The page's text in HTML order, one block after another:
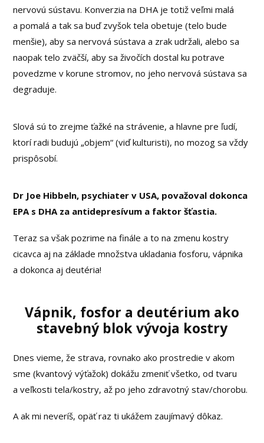
nervovú sústavu. Konverzia na DHA je totiž veľmi malá
a pomalá a tak sa buď zvyšok tela obetuje (telo bude
menšie), aby sa nervová sústava a zrak udržali, alebo sa
naopak telo zväčší, aby sa živočích dostal ku potrave
povedzme v korune stromov, no jeho nervová sústava sa
degraduje.
Slová sú to zrejme ťažké na strávenie, a hlavne pre ľudí,
ktorí radi budujú „objem“ (viď kulturisti), no mozog sa vždy
prispôsobí.
Dr Joe Hibbeln, psychiater v USA, považoval dokonca
EPA s DHA za antidepresívum a faktor šťastia.
Teraz sa však pozrime na finále a to na zmenu kostry
cicavca aj na základe množstva ukladania fosforu, vápnika
a dokonca aj deutéria!
Vápnik, fosfor a deutérium ako
stavebný blok vývoja kostry
Dnes vieme, že strava, rovnako ako prostredie v akom
sme (kvantový výťažok) dokážu zmeniť všetko, od tvaru
a veľkosti tela/kostry, až po jeho zdravotný stav/chorobu.
A ak mi neveríš, opäť raz ti ukážem zaujímavý dôkaz.